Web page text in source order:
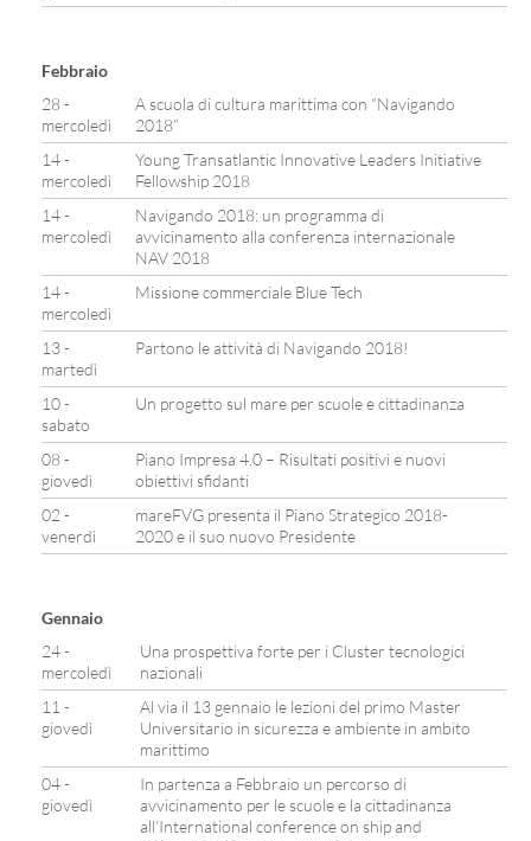
Febbraio
28 -
mercoledì
A scuola di cultura marittima con “Navigando
2018”
14 -
mercoledì
Young Transatlantic Innovative Leaders Initiative
Fellowship 2018
14 -
mercoledì
Navigando 2018: un programma di
avvicinamento alla conferenza internazionale
NAV 2018
14 -
mercoledì
Missione commerciale Blue Tech
13 -
martedì
Partono le attività di Navigando 2018!
10 -
sabato
Un progetto sul mare per scuole e cittadinanza
08 -
giovedì
Piano Impresa 4.0 – Risultati positivi e nuovi
obiettivi sfidanti
02 -
venerdì
mareFVG presenta il Piano Strategico 2018-
2020 e il suo nuovo Presidente
Gennaio
24 -
mercoledì
Una prospettiva forte per i Cluster tecnologici
nazionali
11 -
giovedì
Al via il 13 gennaio le lezioni del primo Master
Universitario in sicurezza e ambiente in ambito
marittimo
04 -
giovedì
In partenza a Febbraio un percorso di
avvicinamento per le scuole e la cittadinanza
all’International conference on ship and